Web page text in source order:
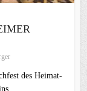
des Heimat-